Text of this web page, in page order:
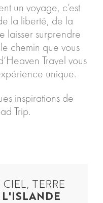
un voyage, c’est
la liberté, de la
laisser surprendre
chemin que vous
Travel vous
unique.
inspirations de
Trip.
TERRE
L'ISLANDE